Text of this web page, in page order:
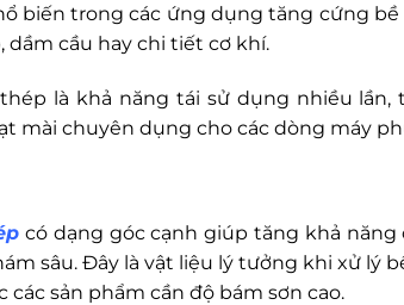
biến trong các ứng dụng tăng cứng bề
cầu hay chi tiết cơ khí.
là khả năng tái sử dụng nhiều lần,
mài chuyên dụng cho các dòng máy
có dạng góc cạnh giúp tăng khả
sâu. Đây là vật liệu lý tưởng khi xử lý
các sản phẩm cần độ bám sơn cao.